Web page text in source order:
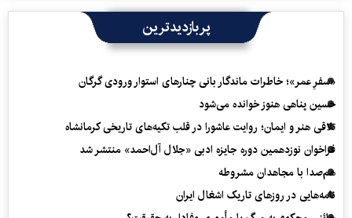
پربازدیدترین
«سفرِ عمر»؛ خاطرات ماندگار بانی چنارهای استوار ورودی گرگان
حسین پناهی هنوز خوانده می‌شود
تلاقی هنر و ایمان؛ روایت عاشورا در قلب تکیه‌های تاریخی کرمانشاه
فراخوان نوزدهمین دوره جایزه ادبی «جلال آل‌احمد» منتشر شد
هم‌صدا با مجاهدان مشروطه
نامه‌هایی در روزهای تاریک اشغال ایران